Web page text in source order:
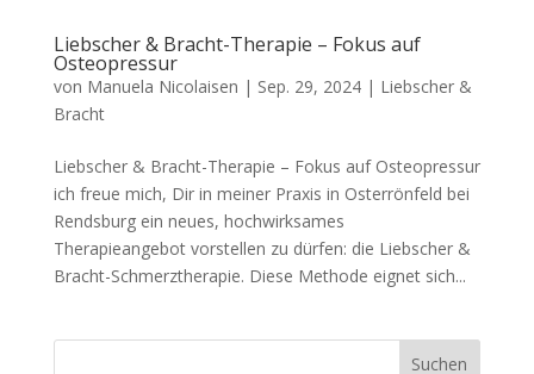
Liebscher & Bracht-Therapie – Fokus auf
Osteopressur
von Manuela Nicolaisen | Sep. 29, 2024| Liebscher &
Bracht
Liebscher & Bracht-Therapie – Fokus auf Osteopressur
ich freue mich, Dir in meiner Praxis in Osterrönfeld bei
Rendsburg ein neues, hochwirksames
Therapieangebot vorstellen zu dürfen: die Liebscher &
Bracht-Schmerztherapie. Diese Methode eignet sich...